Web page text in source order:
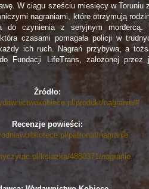
W ciągu sześciu miesięcy w Toruniu
nagraniami, które otrzymują
czynienia z seryjnym mordercą.
czasami pomagała policji w
ich ruch. Nagrań przybywa, a
Fundacji LifeTrans, założonej przez
Źródło:
produkt/nagranie/#
Recenzje powieści:
patronat/nagranie
ksiazka/4880371/nagranie